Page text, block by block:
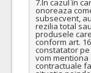
VALOAREA
TVA:
1.700,00 -
2. Microghiduri
7.În cazul în
onoreaza
subsecvent,
rezilia total
produsele
conform art.
constatator pe
vom mentiona
contractuale